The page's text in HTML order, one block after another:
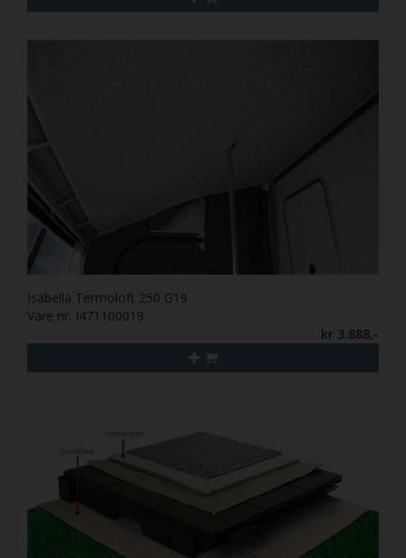
Isabella Termoloft 250 G19
Vare nr. I471100019
kr 3.888,-